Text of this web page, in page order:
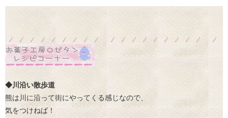
◆川沿い散歩道
熊は川に沿って街にやってくる感じなので、
気をつけねば！